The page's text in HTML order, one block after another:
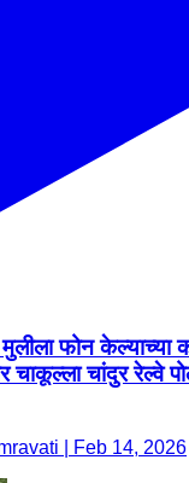
फोन केल्याच्या
चाकूल्ला चांदुर रेल्वे
| Feb 14, 2026